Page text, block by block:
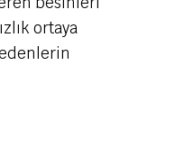
ortaya